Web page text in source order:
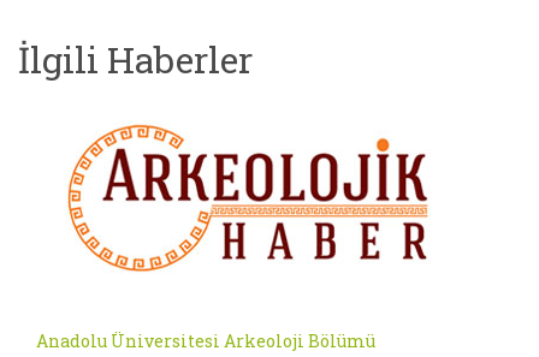
İlgili Haberler
Anadolu Üniversitesi Arkeoloji Bölümü